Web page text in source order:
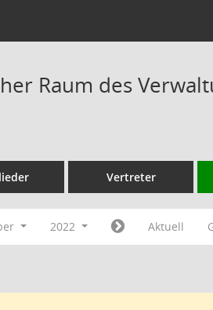
Raum des
Vertreter
2022 Aktuell